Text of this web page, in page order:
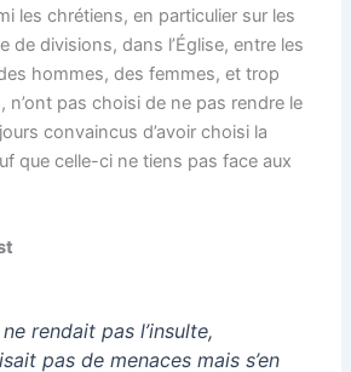
les chrétiens, en particulier sur les
de divisions, dans l’Église, entre les
hommes, des femmes, et trop
n’ont pas choisi de ne pas rendre le
convaincus d’avoir choisi la
que celle-ci ne tiens pas face aux
rendait pas l’insulte,
pas de menaces mais s’en